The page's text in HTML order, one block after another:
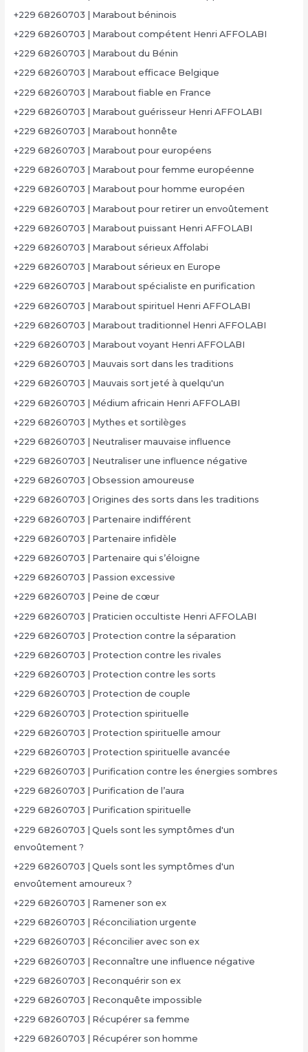
+229 68260703 | Marabout béninois
+229 68260703 | Marabout compétent Henri AFFOLABI
+229 68260703 | Marabout du Bénin
+229 68260703 | Marabout efficace Belgique
+229 68260703 | Marabout fiable en France
+229 68260703 | Marabout guérisseur Henri AFFOLABI
+229 68260703 | Marabout honnête
+229 68260703 | Marabout pour européens
+229 68260703 | Marabout pour femme européenne
+229 68260703 | Marabout pour homme européen
+229 68260703 | Marabout pour retirer un envoûtement
+229 68260703 | Marabout puissant Henri AFFOLABI
+229 68260703 | Marabout sérieux Affolabi
+229 68260703 | Marabout sérieux en Europe
+229 68260703 | Marabout spécialiste en purification
+229 68260703 | Marabout spirituel Henri AFFOLABI
+229 68260703 | Marabout traditionnel Henri AFFOLABI
+229 68260703 | Marabout voyant Henri AFFOLABI
+229 68260703 | Mauvais sort dans les traditions
+229 68260703 | Mauvais sort jeté à quelqu'un
+229 68260703 | Médium africain Henri AFFOLABI
+229 68260703 | Mythes et sortilèges
+229 68260703 | Neutraliser mauvaise influence
+229 68260703 | Neutraliser une influence négative
+229 68260703 | Obsession amoureuse
+229 68260703 | Origines des sorts dans les traditions
+229 68260703 | Partenaire indifférent
+229 68260703 | Partenaire infidèle
+229 68260703 | Partenaire qui s’éloigne
+229 68260703 | Passion excessive
+229 68260703 | Peine de cœur
+229 68260703 | Praticien occultiste Henri AFFOLABI
+229 68260703 | Protection contre la séparation
+229 68260703 | Protection contre les rivales
+229 68260703 | Protection contre les sorts
+229 68260703 | Protection de couple
+229 68260703 | Protection spirituelle
+229 68260703 | Protection spirituelle amour
+229 68260703 | Protection spirituelle avancée
+229 68260703 | Purification contre les énergies sombres
+229 68260703 | Purification de l’aura
+229 68260703 | Purification spirituelle
+229 68260703 | Quels sont les symptômes d'un
envoûtement ?
+229 68260703 | Quels sont les symptômes d'un
envoûtement amoureux ?
+229 68260703 | Ramener son ex
+229 68260703 | Réconciliation urgente
+229 68260703 | Réconcilier avec son ex
+229 68260703 | Reconnaître une influence négative
+229 68260703 | Reconquérir son ex
+229 68260703 | Reconquête impossible
+229 68260703 | Récupérer sa femme
+229 68260703 | Récupérer son homme